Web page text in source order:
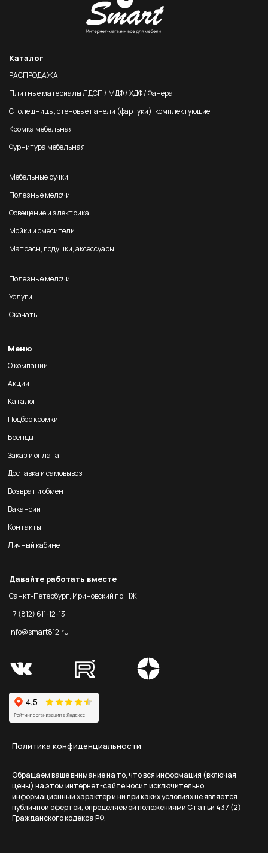
Каталог
РАСПРОДАЖА
Плитные материалы ЛДСП / МДФ / ХДФ / Фанера
Столешницы, стеновые панели (фартуки), комплектующие
Кромка мебельная
Фурнитура мебельная
Мебельные ручки
Полезные мелочи
Освещение и электрика
Мойки и смесители
Матрасы, подушки, аксессуары
Полезные мелочи
Услуги
Скачать
Меню
О компании
Акции
Каталог
Подбор кромки
Бренды
Заказ и оплата
Доставка и самовывоз
Возврат и обмен
Вакансии
Контакты
Личный кабинет
Давайте работать вместе
Санкт-Петербург, Ириновский пр., 1Ж
+7 (812) 611-12-13
info@smart812.ru
Политика конфиденциальности
Обращаем ваше внимание на то, что вся информация (включая
цены) на этом интернет-сайте носит исключительно
информационный характер и ни при каких условиях не является
публичной офертой, определяемой положениями Статьи 437 (2)
Гражданского кодекса РФ.